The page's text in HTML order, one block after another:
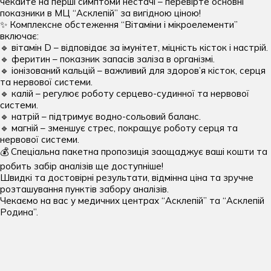
Кардіологія
Комплексні обстеження
Мамологія
Масаж для дорослих
Неврологія
Нейрохірургія
Ортопедія та травматологія
Отоларингологія
Офтальмологія
Пластична хірургія
Імунологія дитяча
Кардіоревматологія дитяча
Логопедія
Масаж для дітей
Неврологія дитяча
Нейрохірургія дитяча
Нефрологія дитяча
Ортопедія та травматологія дитяча
Електронейроміографія (ЕНМГ)
Капіляроскопія
КТ
МРТ
Оцінка функції зовнішнього дихання
Рентген
УЗД
Терапія хребта та декомпресія
Отоларингологічні операції дитячі
Офтальмологічні операції дитячі
Хірургія вроджених вад
Хірургічні та урологічні операції дитячі
Гінекологічні операції
Ендокринологічні операції
Загальні хірургічні операції
Інтимна пластика
центру:
пн-сб: 07:00 — 20:00
нд: 08:00 — 20:00
показники в МЦ “Асклепій” за вигідною ціною!
✨ Комплексне обстеження “Вітаміни і мікроелементи”
включає:
🔹 вітамін D – відповідає за імунітет, міцність кісток і настрій.
🔹 феритин – показник запасів заліза в організмі.
🔹 іонізований кальцій – важливий для здоров’я кісток, серця
та нервової системи.
🔹 калій – регулює роботу серцево-судинної та нервової
системи.
🔹 натрій – підтримує водно-сольовий баланс.
🔹 магній – зменшує стрес, покращує роботу серця та
нервової системи.
💰 Спеціальна пакетна пропозиція заощаджує ваші кошти та
робить забір аналізів ще доступніше!
Швидкі та достовірні результати, відмінна ціна та зручне
розташування пунктів забору аналізів.
Чекаємо на вас у медичних центрах “Асклепій” та “Асклепій
Родина”.